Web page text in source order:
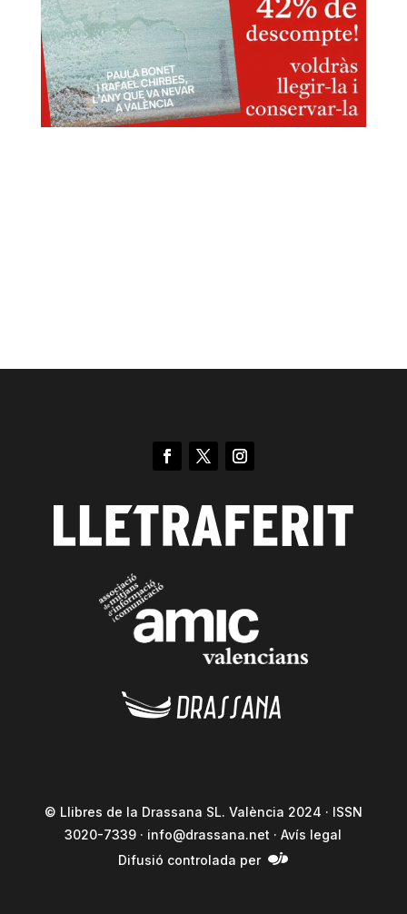
© Llibres de la Drassana SL. València 2024 · ISSN
3020-7339 · info@drassana.net ·Avís legal
Difusió controlada per